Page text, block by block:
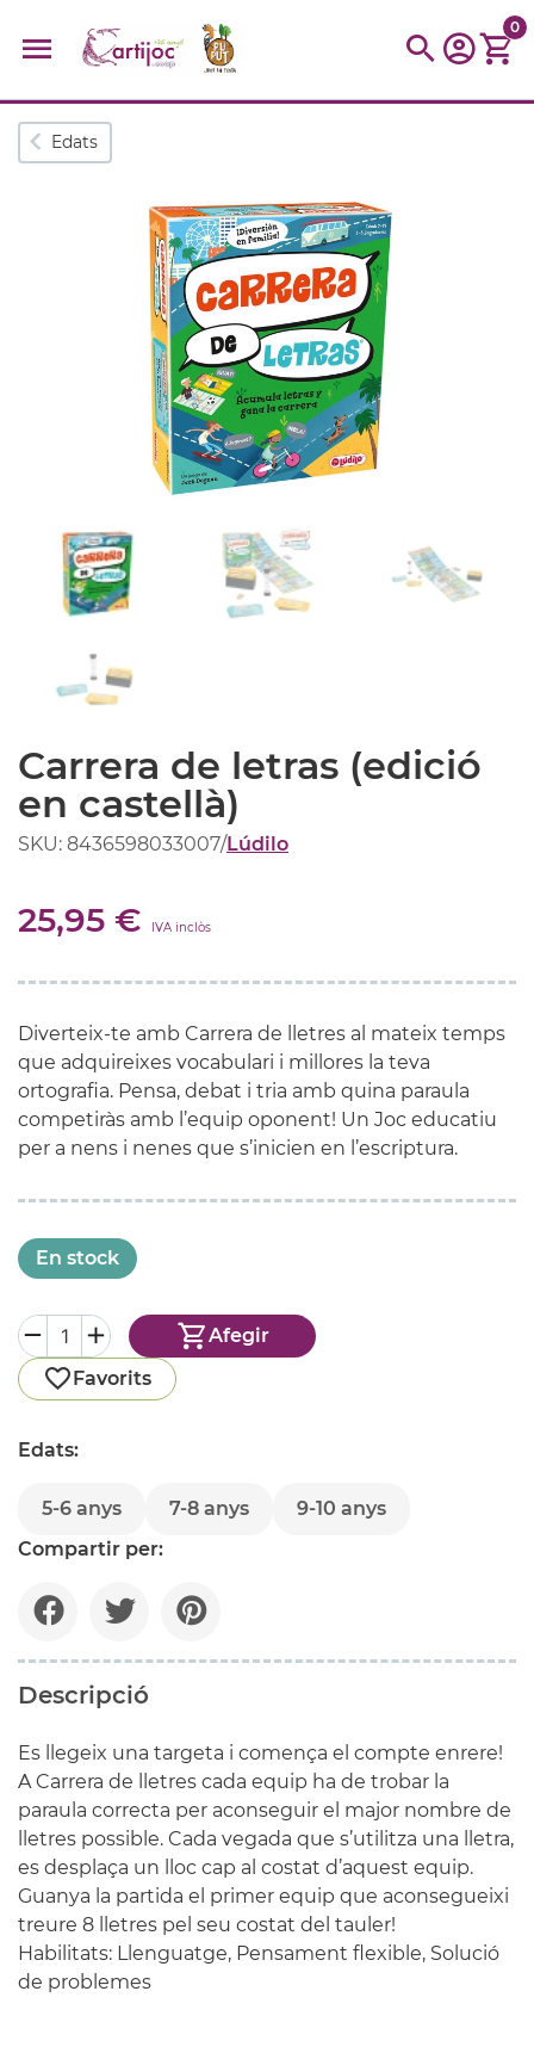
Cerques populars
parquing tinkering kit
Cuina
0
Edats
Carrera de letras (edició
en castellà)
SKU: 8436598033007/Lúdilo
25,95 € IVA inclòs
Diverteix-te amb Carrera de lletres al mateix temps
que adquireixes vocabulari i millores la teva
ortografia. Pensa, debat i tria amb quina paraula
competiràs amb l’equip oponent! Un Joc educatiu
per a nens i nenes que s’inicien en l’escriptura.
En stock
Afegir
Favorits
Edats:
5-6 anys 7-8 anys
9-10 anys
Compartir per:
Descripció
Es llegeix una targeta i comença el compte enrere!
A Carrera de lletres cada equip ha de trobar la
paraula correcta per aconseguir el major nombre de
lletres possible. Cada vegada que s’utilitza una lletra,
es desplaça un lloc cap al costat d’aquest equip.
Guanya la partida el primer equip que aconsegueixi
treure 8 lletres pel seu costat del tauler!
Habilitats: Llenguatge, Pensament flexible, Solució
de problemes